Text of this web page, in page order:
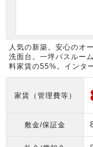
人気の新築。安心のオ
洗面台。一坪バスルー
料家賃の55%。インタ
家賃（管理費等）
敷金/保証金